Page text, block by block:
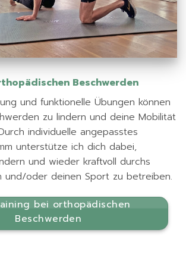
Beschwerden
und funktionelle Übungen können
zu lindern und deine Mobilität
individuelle angepasstes
unterstütze ich dich dabei,
und wieder kraftvoll durchs
und/oder deinen Sport zu betreiben.
bei orthopädischen
Beschwerden